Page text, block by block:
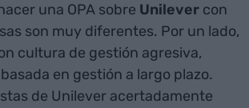
una OPA sobre Unilevercon
son muy diferentes. Por un lado,
cultura de gestión agresiva,
en gestión a largo plazo.
de Unilever acertadamente